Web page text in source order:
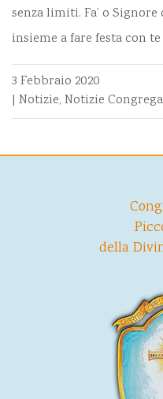
senza limiti. Fa’ o
insieme a fare festa con
3 Febbraio 2020
| Notizie, Notizie
della